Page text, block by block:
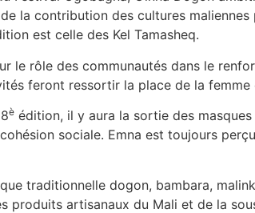
la contribution des cultures
est celle des Kel Tamasheq.
le rôle des communautés dans le
feront ressortir la place de la
è édition, il y aura la sortie des
sociale. Emna est toujours
traditionnelle dogon, bambara,
produits artisanaux du Mali et de la